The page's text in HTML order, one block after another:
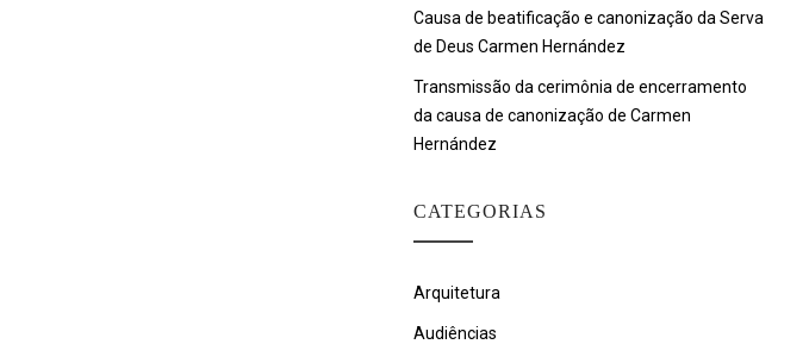
Causa de beatificação e canonização da Serva
de Deus Carmen Hernández
Transmissão da cerimônia de encerramento
da causa de canonização de Carmen
Hernández
CATEGORIAS
Arquitetura
Audiências